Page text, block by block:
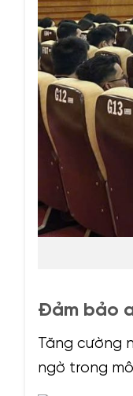
Đảm bảo
Tăng cường
ngờ trong